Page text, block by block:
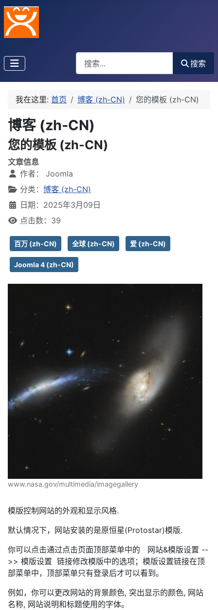
搜索
搜索
我在这里: 首页 博客 (zh-CN) 您的模板 (zh-CN)
博客 (zh-CN)
您的模板 (zh-CN)
文章信息
作者： Joomla
分类： 博客 (zh-CN)
日期：2025年3月09日
点击数：39
百万 (zh-CN) 全球 (zh-CN) 爱 (zh-CN)
Joomla 4 (zh-CN)
www.nasa.gov/multimedia/imagegallery
模版控制网站的外观和显示风格.
默认情况下，网站安装的是原恒星(Protostar)模版.
你可以点击通过点击页面顶部菜单中的 网站&模版设置 --
>> 模版设置 链接修改模版中的选项；模版设置链接在顶
部菜单中，顶部菜单只有登录后才可以看到。
例如，你可以更改网站的背景颜色, 突出显示的颜色, 网站
名称, 网站说明和标题使用的字体。